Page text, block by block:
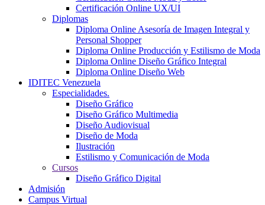
Certificación Online UX/UI
Diplomas
Diploma Online Asesoría de Imagen Integral y
Personal Shopper
Diploma Online Producción y Estilismo de Moda
Diploma Online Diseño Gráfico Integral
Diploma Online Diseño Web
IDITEC Venezuela
Especialidades.
Diseño Gráfico
Diseño Gráfico Multimedia
Diseño Audiovisual
Diseño de Moda
Ilustración
Estilismo y Comunicación de Moda
Cursos
Diseño Gráfico Digital
Admisión
Campus Virtual